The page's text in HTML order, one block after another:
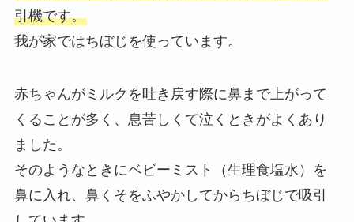
引機です。
我が家ではちぼじを使っています。
赤ちゃんがミルクを吐き戻す際に鼻まで上がって
くることが多く、息苦しくて泣くときがよくあり
ました。
そのようなときにベビーミスト（生理食塩水）を
鼻に入れ、鼻くそをふやかしてからちぼじで吸引